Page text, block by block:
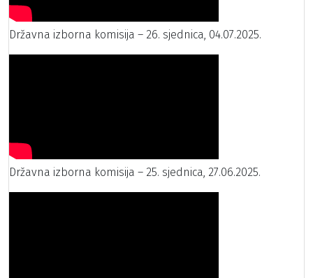
Državna izborna komisija – 26. sjednica, 04.07.2025.
Državna izborna komisija – 25. sjednica, 27.06.2025.